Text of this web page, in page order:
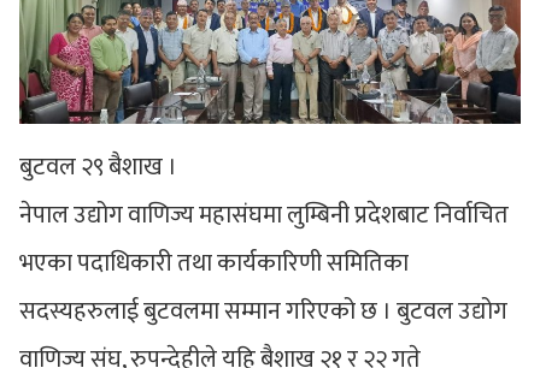
बुटवल २९ बैशाख ।
नेपाल उद्योग वाणिज्य महासंघमा लुम्बिनी प्रदेशबाट निर्वाचित
भएका पदाधिकारी तथा कार्यकारिणी समितिका
सदस्यहरुलाई बुटवलमा सम्मान गरिएको छ । बुटवल उद्योग
वाणिज्य संघ, रुपन्देहीले यहि बैशाख २१ र २२ गते